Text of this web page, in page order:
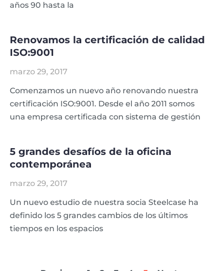
años 90 hasta la
Renovamos la certificación de calidad
ISO:9001
marzo 29, 2017
Comenzamos un nuevo año renovando nuestra
certificación ISO:9001. Desde el año 2011 somos
una empresa certificada con sistema de gestión
5 grandes desafíos de la oficina
contemporánea
marzo 29, 2017
Un nuevo estudio de nuestra socia Steelcase ha
definido los 5 grandes cambios de los últimos
tiempos en los espacios